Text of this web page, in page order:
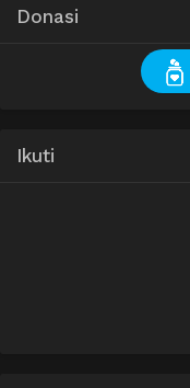
Donasi
Ikuti